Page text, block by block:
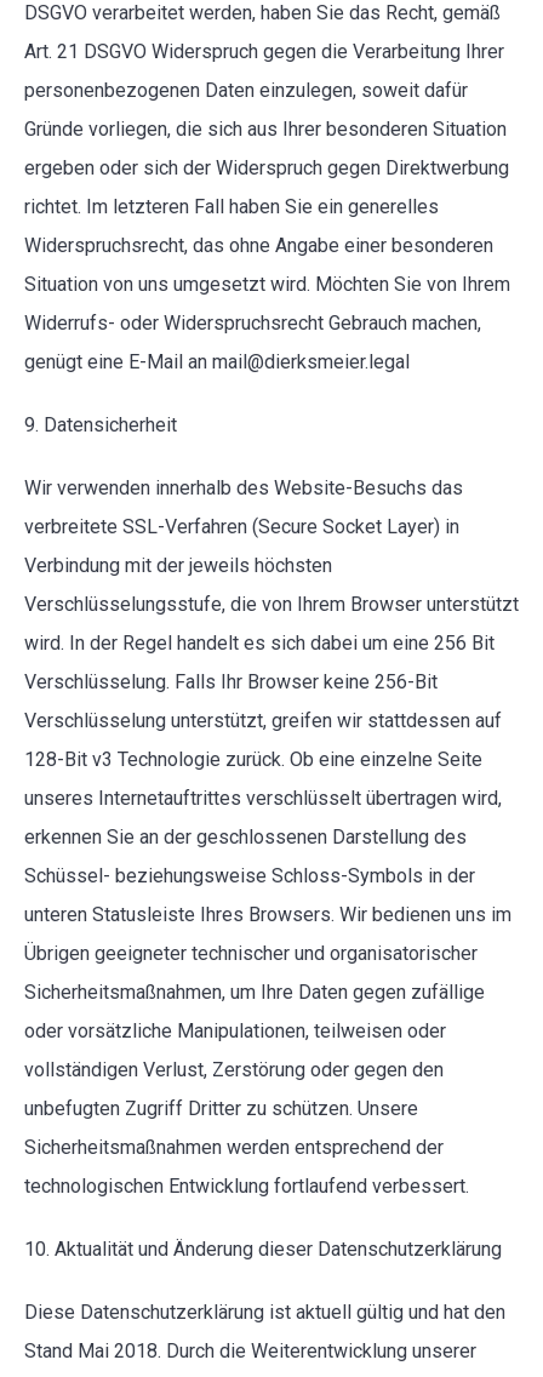
DSGVO verarbeitet werden, haben Sie das Recht, gemäß
Art. 21 DSGVO Widerspruch gegen die Verarbeitung Ihrer
personenbezogenen Daten einzulegen, soweit dafür
Gründe vorliegen, die sich aus Ihrer besonderen Situation
ergeben oder sich der Widerspruch gegen Direktwerbung
richtet. Im letzteren Fall haben Sie ein generelles
Widerspruchsrecht, das ohne Angabe einer besonderen
Situation von uns umgesetzt wird. Möchten Sie von Ihrem
Widerrufs- oder Widerspruchsrecht Gebrauch machen,
genügt eine E-Mail an mail@dierksmeier.legal
9. Datensicherheit
Wir verwenden innerhalb des Website-Besuchs das
verbreitete SSL-Verfahren (Secure Socket Layer) in
Verbindung mit der jeweils höchsten
Verschlüsselungsstufe, die von Ihrem Browser unterstützt
wird. In der Regel handelt es sich dabei um eine 256 Bit
Verschlüsselung. Falls Ihr Browser keine 256-Bit
Verschlüsselung unterstützt, greifen wir stattdessen auf
128-Bit v3 Technologie zurück. Ob eine einzelne Seite
unseres Internetauftrittes verschlüsselt übertragen wird,
erkennen Sie an der geschlossenen Darstellung des
Schüssel- beziehungsweise Schloss-Symbols in der
unteren Statusleiste Ihres Browsers. Wir bedienen uns im
Übrigen geeigneter technischer und organisatorischer
Sicherheitsmaßnahmen, um Ihre Daten gegen zufällige
oder vorsätzliche Manipulationen, teilweisen oder
vollständigen Verlust, Zerstörung oder gegen den
unbefugten Zugriff Dritter zu schützen. Unsere
Sicherheitsmaßnahmen werden entsprechend der
technologischen Entwicklung fortlaufend verbessert.
10. Aktualität und Änderung dieser Datenschutzerklärung
Diese Datenschutzerklärung ist aktuell gültig und hat den
Stand Mai 2018. Durch die Weiterentwicklung unserer